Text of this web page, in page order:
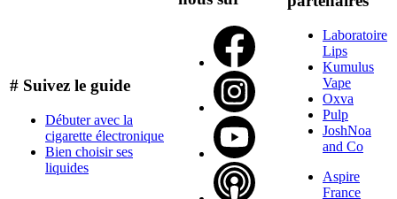
# Suivez le guide
Débuter avec la
cigarette électronique
Bien choisir ses
liquides
Laboratoire
Lips
Kumulus
Vape
Oxva
Pulp
JoshNoa
and Co
Aspire
France